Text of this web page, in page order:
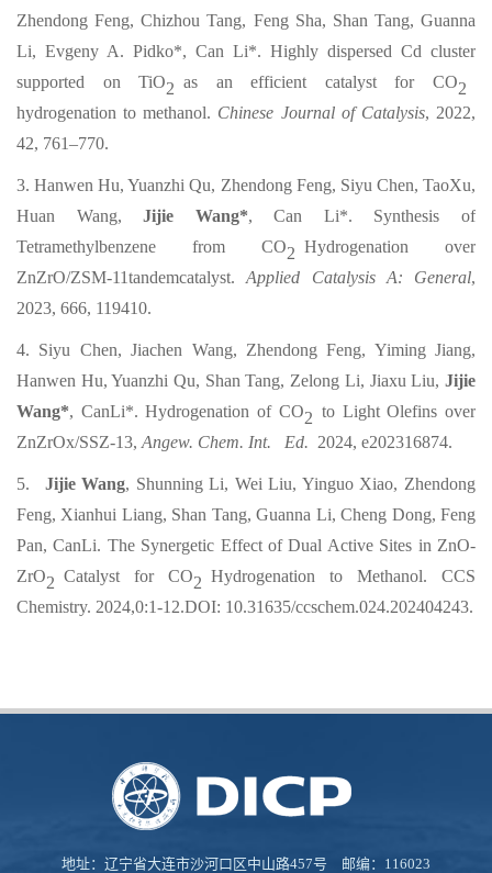
Zhendong Feng, Chizhou Tang, Feng Sha, Shan Tang, Guanna
Li, Evgeny A. Pidko*, Can Li*. Highly dispersed Cd cluster
supported on TiO2 as an efficient catalyst for CO2
hydrogenation to methanol. Chinese Journal of Catalysis, 2022,
42, 761–770.
3.Hanwen Hu, Yuanzhi Qu, Zhendong Feng, Siyu Chen, TaoXu,
Huan Wang,Jijie Wang*, Can Li*. Synthesis of
Tetramethylbenzene from CO2 Hydrogenation over
ZnZrO/ZSM-11tandemcatalyst.Applied Catalysis A: General,
2023, 666, 119410.
4. Siyu Chen, Jiachen Wang, Zhendong Feng, Yiming Jiang,
Hanwen Hu, Yuanzhi Qu, Shan Tang, Zelong Li, Jiaxu Liu, Jijie
Wang*, CanLi*. Hydrogenation of CO2 to Light Olefins over
ZnZrOx/SSZ-13, Angew. Chem. Int. Ed. 2024, e202316874.
5. Jijie Wang, Shunning Li, Wei Liu, Yinguo Xiao, Zhendong
Feng, Xianhui Liang, Shan Tang, Guanna Li, Cheng Dong, Feng
Pan,CanLi. The Synergetic Effect of Dual Active Sites in ZnO-
ZrO2 Catalyst for CO2 Hydrogenation to Methanol. CCS
Chemistry. 2024,0:1-12.DOI: 10.31635/ccschem.024.202404243.
地址：辽宁省大连市沙河口区中山路457号 邮编：116023